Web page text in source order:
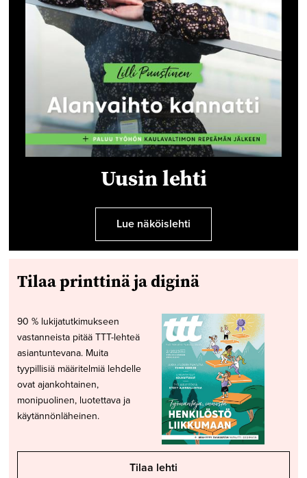
Uusin lehti
Lue näköislehti
Tilaa printtinä ja diginä
90 % lukijatutkimukseen
vastanneista pitää TTT-lehteä
asiantuntevana. Muita
tyypillisiä määritelmiä lehdelle
ovat ajankohtainen,
monipuolinen, luotettava ja
käytännönläheinen.
Tilaa lehti